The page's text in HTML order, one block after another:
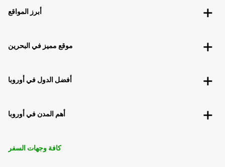
أبرز المواقع
موقع مميز في البحرين
أفضل الدول في أوروبا
أهم المدن في أوروبا
كافة وجهات السفر